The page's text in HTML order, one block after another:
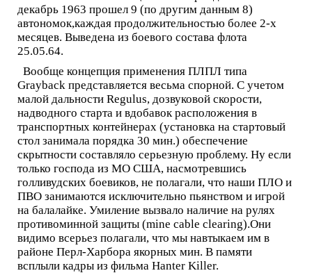
декабрь 1963 прошел 9 (по другим данным 8)
автономок,каждая продолжительностью более 2-х
месяцев. Выведена из боевого состава флота
25.05.64.
Вообще концепция применения ПЛПЛ типа
Grayback представляется весьма спорной. С учетом
малой дальности Regulus, дозвуковой скорости,
надводного старта и вдобавок расположения в
транспортных контейнерах (установка на стартовый
стол занимала порядка 30 мин.) обеспечение
скрытности составляло серьезную проблему. Ну если
только господа из МО США, насмотревшись
голливудских боевиков, не полагали, что наши ПЛО и
ПВО занимаются исключительно пьянством и игрой
на балалайке. Умиление вызвало наличие на рулях
противоминной защиты (mine cable clearing).Они
видимо всерьез полагали, что мы навтыкаем им в
районе Перл-Харбора якорных мин. В памяти
всплыли кадры из фильма Hanter Killer.